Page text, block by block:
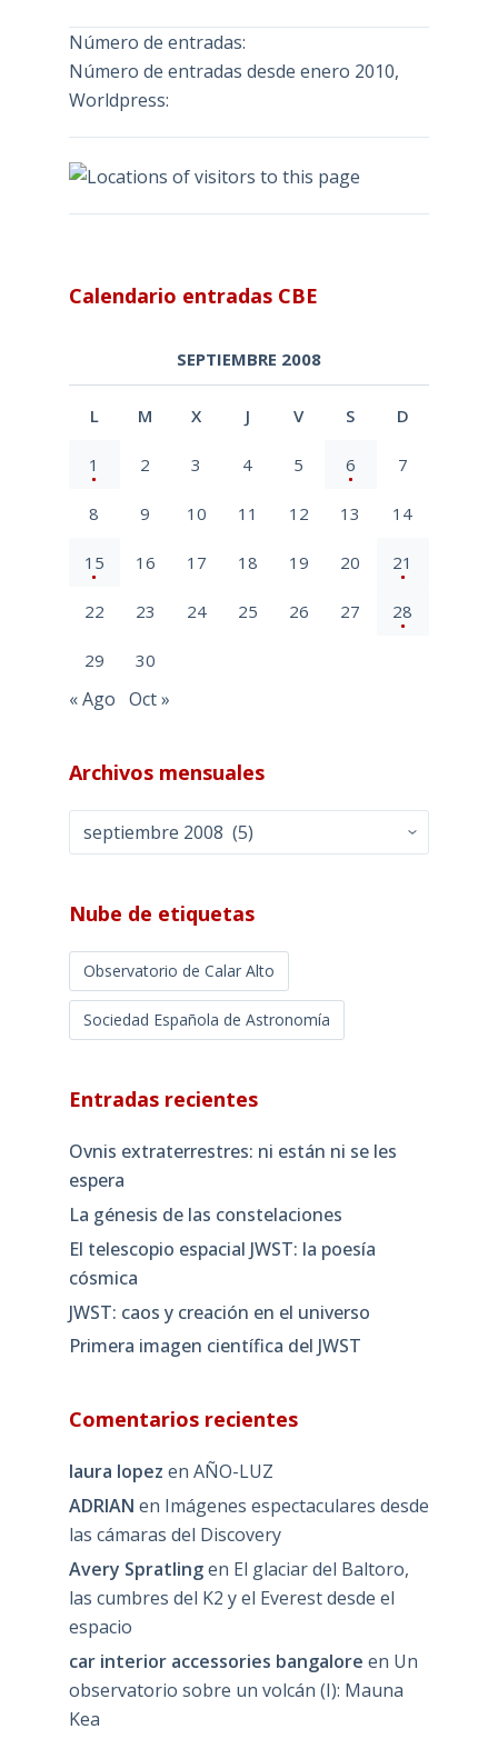
Número de entradas:
Número de entradas desde enero 2010,
Worldpress:
Calendario entradas CBE
SEPTIEMBRE 2008
L M X J V S D
1 2 3 4 5 6 7
8 9 10 11 12 13 14
15 16 17 18 19 20 21
22 23 24 25 26 27 28
29 30
« Ago Oct »
Archivos mensuales
Archivos
mensuales
Nube de etiquetas
Observatorio de Calar Alto
Sociedad Española de Astronomía
Entradas recientes
Ovnis extraterrestres: ni están ni se les
espera
La génesis de las constelaciones
El telescopio espacial JWST: la poesía
cósmica
JWST: caos y creación en el universo
Primera imagen científica del JWST
Comentarios recientes
laura lopez en AÑO-LUZ
ADRIAN en Imágenes espectaculares desde
las cámaras del Discovery
Avery Spratlingen El glaciar del Baltoro,
las cumbres del K2 y el Everest desde el
espacio
car interior accessories bangalore en Un
observatorio sobre un volcán (I): Mauna
Kea